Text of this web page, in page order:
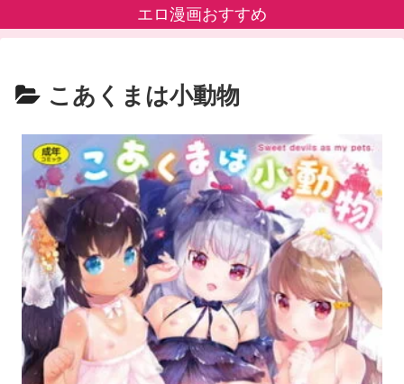
エロ漫画おすすめ
こあくまは小動物